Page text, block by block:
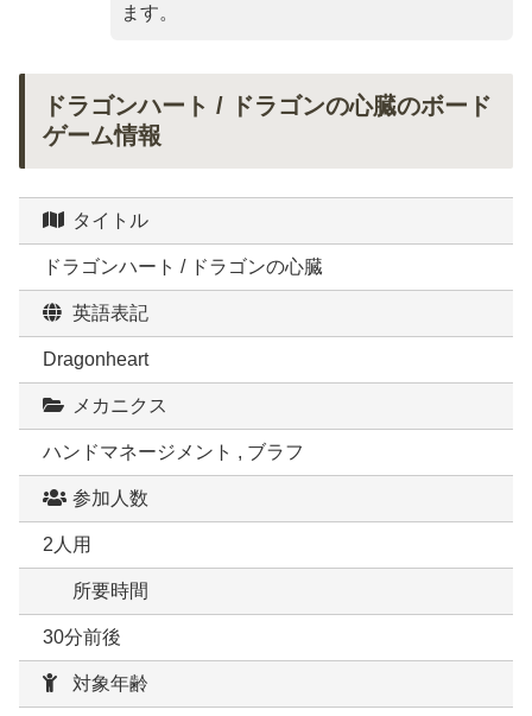
ます。
ドラゴンハート / ドラゴンの心臓のボード
ゲーム情報
タイトル
ドラゴンハート / ドラゴンの心臓
英語表記
Dragonheart
メカニクス
ハンドマネージメント , ブラフ
参加人数
2人用
所要時間
30分前後
対象年齢